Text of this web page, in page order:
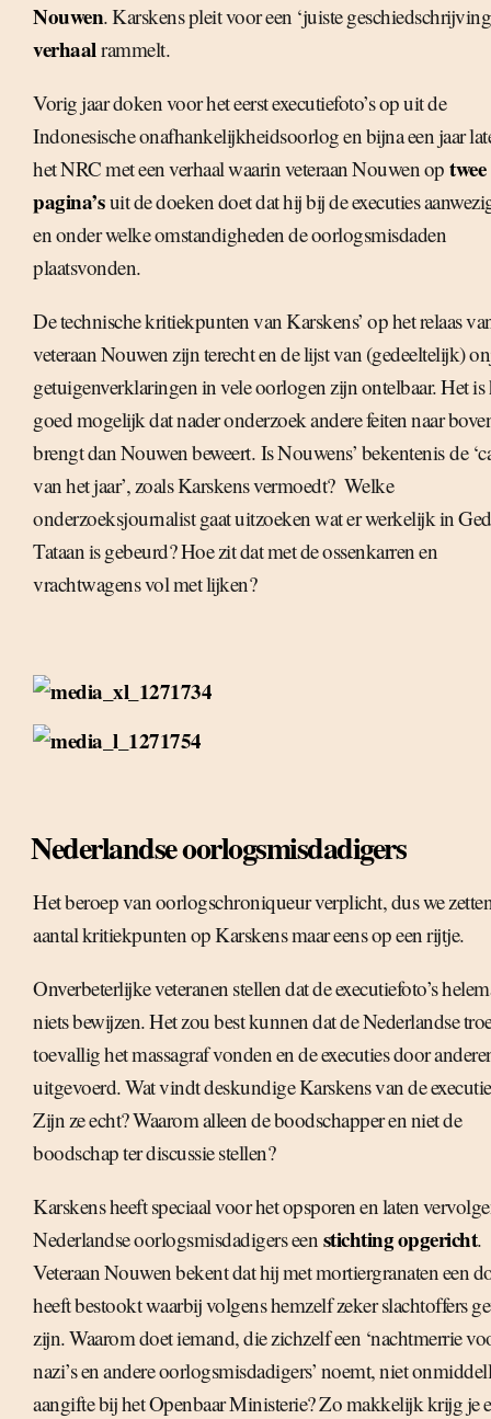
Nouwen. Karskens pleit voor een ‘juiste
verhaalrammelt.
Vorig jaar doken voor het eerst executiefoto’s op uit de
Indonesische onafhankelijkheidsoorlog en bijna een jaar
het NRC met een verhaal waarin veteraan Nouwen op twee
pagina’suit de doeken doet dat hij bij de executies
en onder welke omstandigheden de oorlogsmisdaden
plaatsvonden.
De technische kritiekpunten van Karskens’ op het relaas
veteraan Nouwen zijn terecht en de lijst van (gedeeltelijk)
getuigenverklaringen in vele oorlogen zijn ontelbaar. Het is
goed mogelijk dat nader onderzoek andere feiten naar
brengt dan Nouwen beweert. Is Nouwens’ bekentenis de
van het jaar’, zoals Karskens vermoedt? Welke
onderzoeksjournalist gaat uitzoeken wat er werkelijk in
Tataan is gebeurd? Hoe zit dat met de ossenkarren en
vrachtwagens vol met lijken?
Nederlandse oorlogsmisdadigers
Het beroep van oorlogschroniqueur verplicht, dus we
aantal kritiekpunten op Karskens maar eens op een rijtje.
Onverbeterlijke veteranen stellen dat de executiefoto’s
niets bewijzen. Het zou best kunnen dat de Nederlandse
toevallig het massagraf vonden en de executies door
uitgevoerd. Wat vindt deskundige Karskens van de
Zijn ze echt? Waarom alleen de boodschapper en niet de
boodschap ter discussie stellen?
Karskens heeft speciaal voor het opsporen en laten
Nederlandse oorlogsmisdadigers een stichting opgericht.
Veteraan Nouwen bekent dat hij met mortiergranaten een
heeft bestookt waarbij volgens hemzelf zeker slachtoffers
zijn. Waarom doet iemand, die zichzelf een ‘nachtmerrie
nazi’s en andere oorlogsmisdadigers’ noemt, niet
aangifte bij het Openbaar Ministerie? Zo makkelijk krijg je